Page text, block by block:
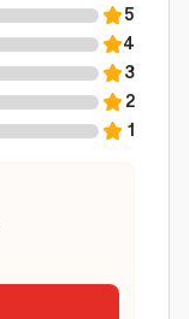
5
4
3
2
1